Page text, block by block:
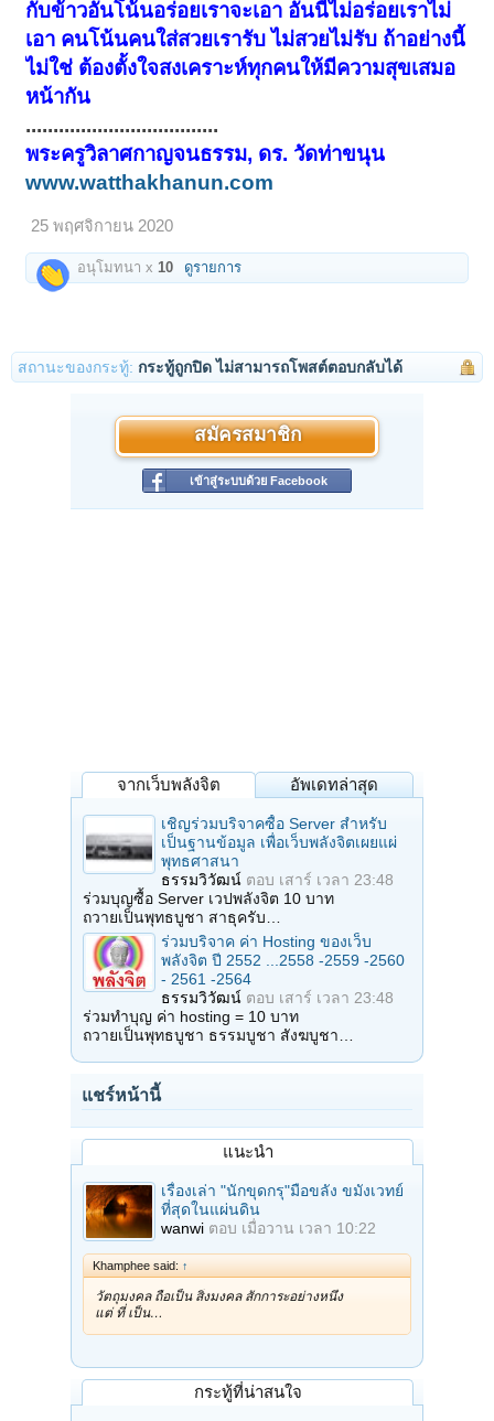
กับข้าวอันโน้นอร่อยเราจะเอา อันนี้ไม่อร่อยเราไม่
เอา คนโน้นคนใส่สวยเรารับ ไม่สวยไม่รับ ถ้าอย่างนี้
ไม่ใช่ ต้องตั้งใจสงเคราะห์ทุกคนให้มีความสุขเสมอ
หน้ากัน
...................................
พระครูวิลาศกาญจนธรรม, ดร. วัดท่าขนุน
www.watthakhanun.com
25 พฤศจิกายน 2020
อนุโมทนา x10 ดูรายการ
สถานะของกระทู้: กระทู้ถูกปิด ไม่สามารถโพสต์ตอบกลับได้
สมัครสมาชิก
เข้าสู่ระบบด้วย Facebook
จากเว็บพลังจิต อัพเดทล่าสุด
เชิญร่วมบริจาคซื้อ Server สำหรับ
เป็นฐานข้อมูล เพื่อเว็บพลังจิตเผยแผ่
พุทธศาสนา
ธรรมวิวัฒน์ ตอบ เสาร์ เวลา 23:48
ร่วมบุญซื้อ Server เวปพลังจิต 10 บาท
ถวายเป็นพุทธบูชา สาธุครับ…
ร่วมบริจาค ค่า Hosting ของเว็บ
พลังจิต ปี 2552 ...2558 -2559 -2560
- 2561 -2564
ธรรมวิวัฒน์ ตอบ เสาร์ เวลา 23:48
ร่วมทำบุญ ค่า hosting = 10 บาท
ถวายเป็นพุทธบูชา ธรรมบูชา สังฆบูชา…
แชร์หน้านี้
แนะนำ
เรื่องเล่า "นักขุดกรุ"มือขลัง ขมังเวทย์
ที่สุดในแผ่นดิน
wanwi ตอบ เมื่อวาน เวลา 10:22
Khamphee said: ↑
วัตถุมงคล ถือเป็น สิ่งมงคล สักการะอย่างหนึ่ง
แต่ ที่ เป็น…
กระทู้ที่น่าสนใจ